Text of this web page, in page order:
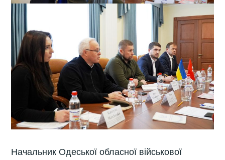
Начальник Одеської обласної військової